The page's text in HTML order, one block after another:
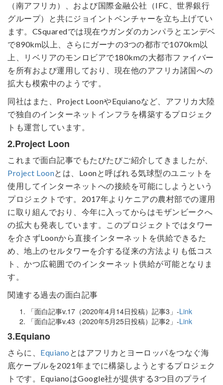
（南アフリカ）、および国際金融公社（IFC、世界銀行
グループ）と共にジョイントベンチャーを立ち上げてい
ます。CSquaredでは現在ウガンダのカンパラとエンデベ
で890km以上、さらにガーナの3つの都市で1070km以
上、リベリアのモンロビアで180kmの大都市ファイバー
を所有および運用しており、現在他のアフリカ諸国への
拡大も模索中のようです。
同社はまた、Project LoonやEquianoなど、アフリカ大陸
で独自のインターネットインフラを構築するプロジェク
トも運営しています。
2.Project Loon
これまで面白記事でもたびたびご紹介してきましたが、
Project Loonとは、Loonと呼ばれる気球型のユニットを
使用してインターネットへの接続を可能にしようという
プロジェクトです。2017年よりケニアの農村部での運用
に取り組んでおり、今年に入ってからはモザンビークへ
の拡大も発表しています。このプロジェクトではタワー
を介さずLoonから直接インターネットを供給できるた
め、地上のセルタワーを介する従来の方法よりも低コス
ト、かつ広範囲でのインターネット供給が可能となりま
す。
関連する過去の面白記事
「面白記事v.17（2020年4月14日投稿）記事3」-Link
「面白記事v.43（2020年5月25日投稿）記事2」-Link
3.Equiano
さらに、 Equiano とはアフリカとヨーロッパをつなぐ海
底ケーブルを2021年までに構築しようとするプロジェク
トです。EquianoはGoogle社が提供する3つ目のプライ